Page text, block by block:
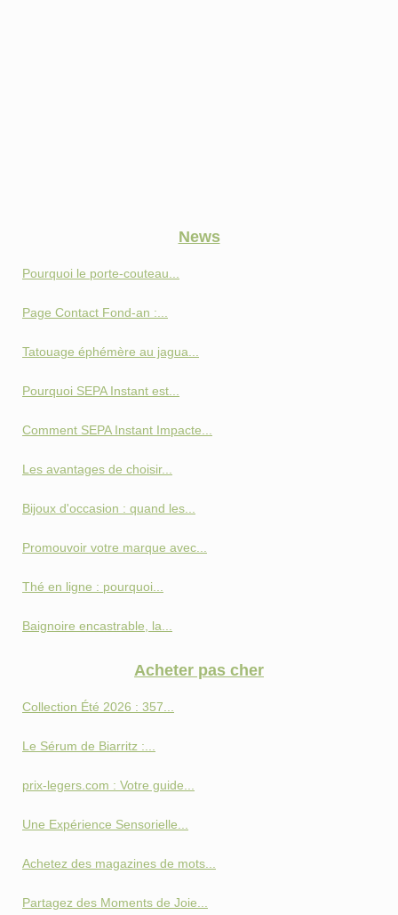
News
Pourquoi le porte-couteau...
Page Contact Fond‑an :...
Tatouage éphémère au jagua...
Pourquoi SEPA Instant est...
Comment SEPA Instant Impacte...
Les avantages de choisir...
Bijoux d'occasion : quand les...
Promouvoir votre marque avec...
Thé en ligne : pourquoi...
Baignoire encastrable, la...
Acheter pas cher
Collection Été 2026 : 357...
Le Sérum de Biarritz :...
prix-legers.com : Votre guide...
Une Expérience Sensorielle...
Achetez des magazines de mots...
Partagez des Moments de Joie...